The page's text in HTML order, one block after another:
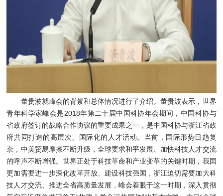
董贵波就峰会的背景和总体情况进行了介绍。董贵波表示，世界
青年科学家峰会是2018年第二十届中国科协年会期间，中国科协与
省政府签订的战略合作协议的重要成果之一，是中国科协与浙江省政
府共同打造的高层次、国际化的人才活动。当前，国际形势日趋复
杂，中美贸易摩擦不断升级，全球要求和平发展、加快科技人才交流
的呼声不断增强。世界正处于科技革命和产业变革的关键时期，我国
更加需要进一步深化改革开放、建设科技强国，浙江迫切需要加大科
技人才交流、推进全省高质量发展，峰会着眼于这一时期，深入贯彻